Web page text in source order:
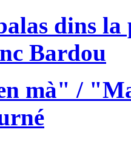
dins
Bardou
mà" /